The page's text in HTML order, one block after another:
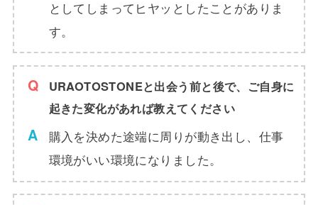
としてしまってヒヤッとしたことがありま
す。
URAOTOSTONEと出会う前と後で、ご自身に
起きた変化があれば教えてください
購入を決めた途端に周りが動き出し、仕事
環境がいい環境になりました。